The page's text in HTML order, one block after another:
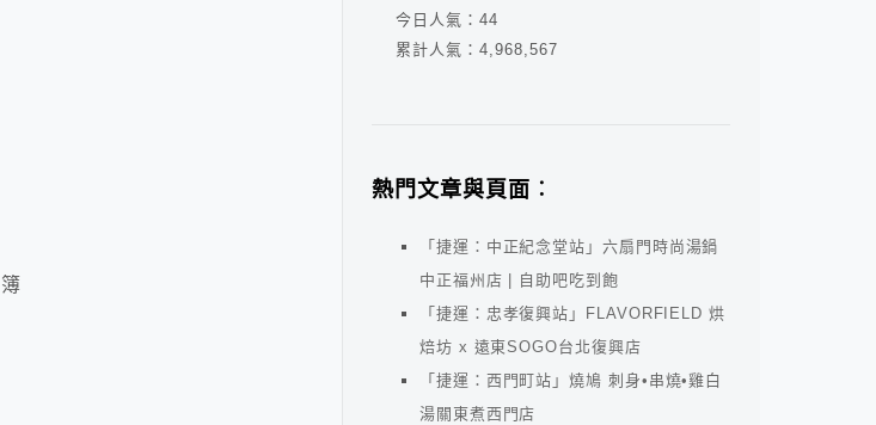
今日人氣： 44
累計人氣： 4,968,567
熱門文章與頁面︰
「捷運：中正紀念堂站」六扇門時尚湯鍋
中正福州店 | 自助吧吃到飽
「捷運：忠孝復興站」FLAVORFIELD 烘
焙坊 x 遠東SOGO台北復興店
「捷運：西門町站」燒鳩 刺身•串燒•雞白
湯關東煮西門店